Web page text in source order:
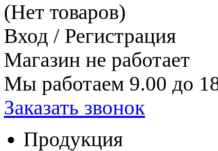
(Нет товаров)
Вход / Регистрация
Магазин не работает
Мы работаем 9.00 до
Заказать звонок
Продукция